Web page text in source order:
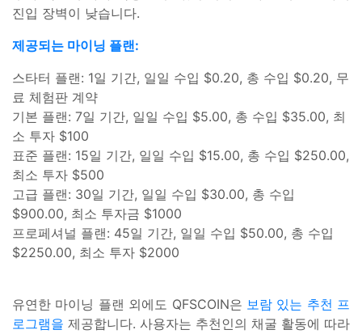
진입 장벽이 낮습니다.
제공되는 마이닝 플랜:
스타터 플랜: 1일 기간, 일일 수입 $0.20, 총 수입 $0.20, 무
료 체험판 계약
기본 플랜: 7일 기간, 일일 수입 $5.00, 총 수입 $35.00, 최
소 투자 $100
표준 플랜: 15일 기간, 일일 수입 $15.00, 총 수입 $250.00,
최소 투자 $500
고급 플랜: 30일 기간, 일일 수입 $30.00, 총 수입
$900.00, 최소 투자금 $1000
프로페셔널 플랜: 45일 기간, 일일 수입 $50.00, 총 수입
$2250.00, 최소 투자 $2000
유연한 마이닝 플랜 외에도 QFSCOIN은 보람 있는 추천 프
로그램을 제공합니다. 사용자는 추천인의 채굴 활동에 따라